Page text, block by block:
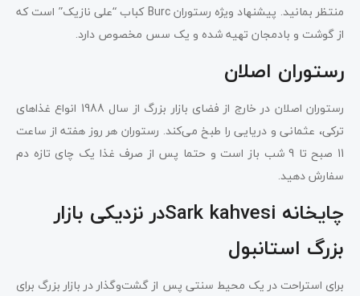
منتظر بمانید. پیشنهاد ویژه رستوران Burc کباب “علی نازیک” است که
از گوشت و بادمجان تهیه شده و یک سس مخصوص دارد.
رستوران اصلان
رستوران اصلان در خارج از فضای بازار بزرگ از سال 1988 انواع غذاهای
ترکی، عثمانی و دریایی را طبخ می‌کند. رستوران هر روز هفته از ساعت
11 صبح تا 9 شب باز است و حتما پس از صرف غذا یک چای تازه دم
سفارش دهید.
چایخانه Sark kahvesiدر نزدیکی بازار
بزرگ استانبول
برای استراحت در یک محیط سنتی پس از گشت‌وگذار در بازار بزرگ برای